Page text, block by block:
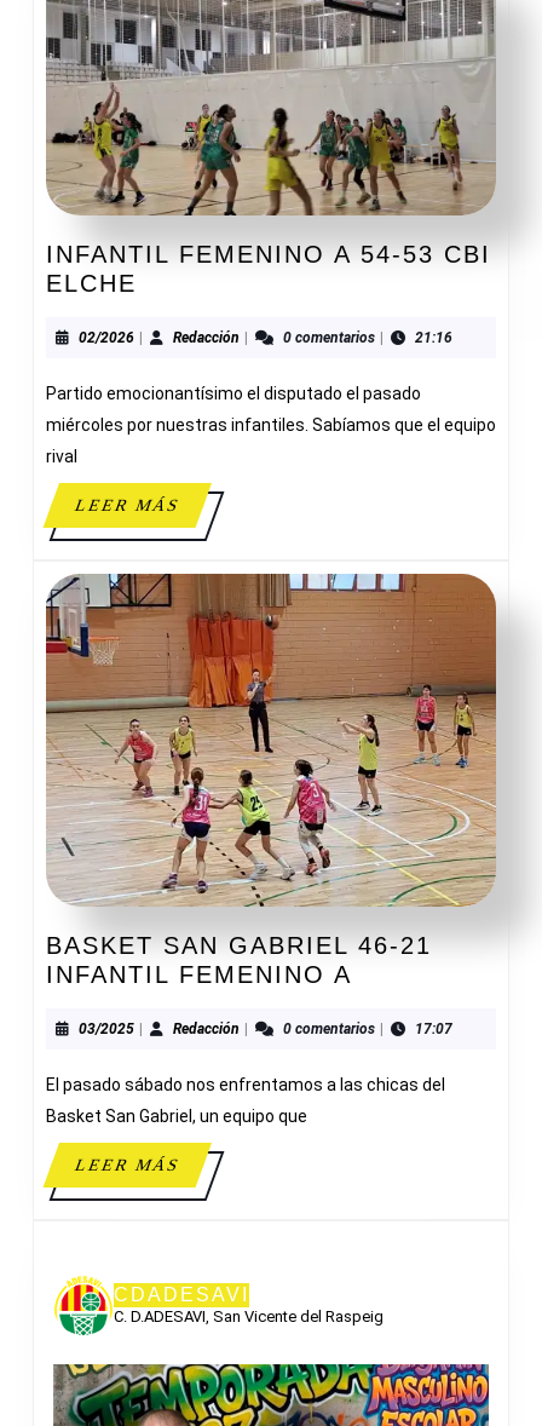
INFANTIL FEMENINO A 54-53 CBI
ELCHE
A
53
CBI
02/202602/2026Redacción Redacción0 comentarios 21:16
Partido emocionantísimo el disputado el pasado
miércoles por nuestras infantiles. Sabíamos que el equipo
rival
LEER MÁSLEER
MÁS
BASKET SAN GABRIEL 46-21
INFANTIL FEMENINO A
GABRIEL
21
03/202503/2025
| Redacción Redacción
| 0 comentarios | 17:07
El pasado sábado nos enfrentamos a las chicas del
Basket San Gabriel, un equipo que
LEER MÁSLEER
MÁS
CDADESAVI
C. D.ADESAVI, San Vicente del Raspeig